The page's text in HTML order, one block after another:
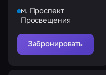
м. Проспект
Просвещения
Забронировать